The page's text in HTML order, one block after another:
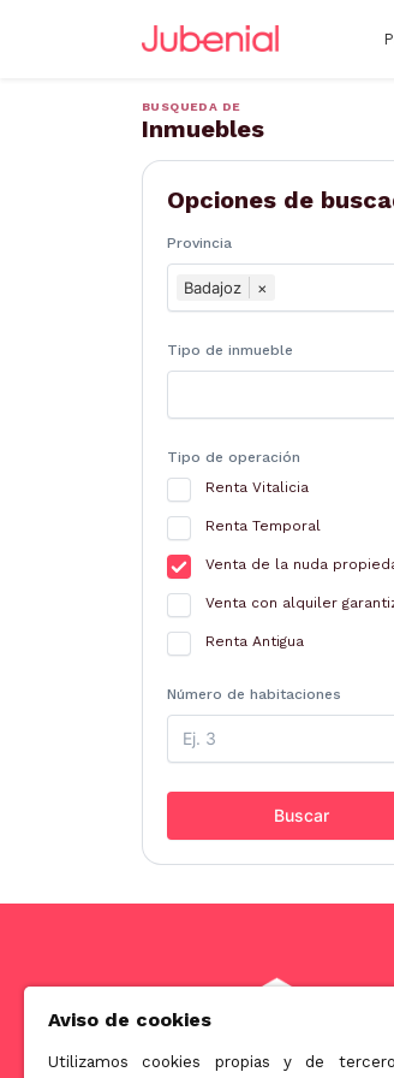
BUSQUEDA DE
Inmuebles
Opciones de
Provincia
Badajoz ×
Tipo de inmueble
Tipo de operación
Renta Vitalicia
Renta Temporal
Venta de la nuda
Venta con alquiler
Renta Antigua
Número de habitaciones
Buscar
Aviso de cookies
Utilizamos cookies propias y de